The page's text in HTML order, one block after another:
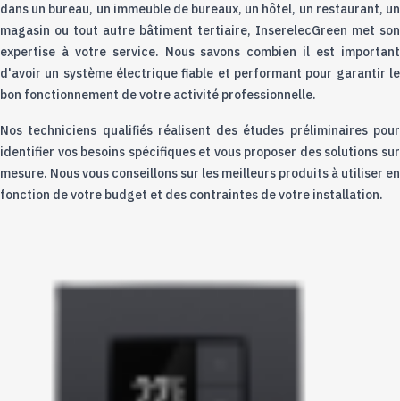
dans un bureau, un immeuble de bureaux, un hôtel, un restaurant, un
magasin ou tout autre bâtiment tertiaire, InserelecGreen met son
expertise à votre service. Nous savons combien il est important
d'avoir un système électrique fiable et performant pour garantir le
bon fonctionnement de votre activité professionnelle.
Nos techniciens qualifiés réalisent des études préliminaires pour
identifier vos besoins spécifiques et vous proposer des solutions sur
mesure. Nous vous conseillons sur les meilleurs produits à utiliser en
fonction de votre budget et des contraintes de votre installation.